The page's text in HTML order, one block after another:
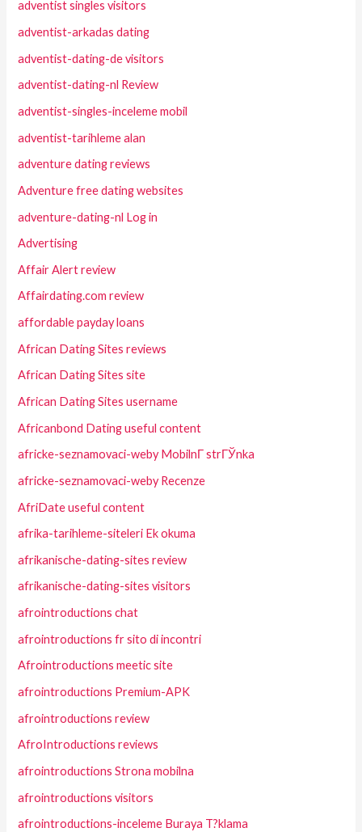
adventist singles visitors
adventist-arkadas dating
adventist-dating-de visitors
adventist-dating-nl Review
adventist-singles-inceleme mobil
adventist-tarihleme alan
adventure dating reviews
Adventure free dating websites
adventure-dating-nl Log in
Advertising
Affair Alert review
Affairdating.com review
affordable payday loans
African Dating Sites reviews
African Dating Sites site
African Dating Sites username
Africanbond Dating useful content
africke-seznamovaci-weby MobilnГ­ strГЎnka
africke-seznamovaci-weby Recenze
AfriDate useful content
afrika-tarihleme-siteleri Ek okuma
afrikanische-dating-sites review
afrikanische-dating-sites visitors
afrointroductions chat
afrointroductions fr sito di incontri
Afrointroductions meetic site
afrointroductions Premium-APK
afrointroductions review
AfroIntroductions reviews
afrointroductions Strona mobilna
afrointroductions visitors
afrointroductions-inceleme Buraya T?klama